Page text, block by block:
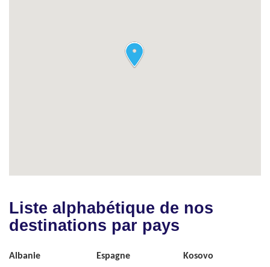
Liste alphabétique de nos
destinations par pays
Albanie
Espagne
Kosovo